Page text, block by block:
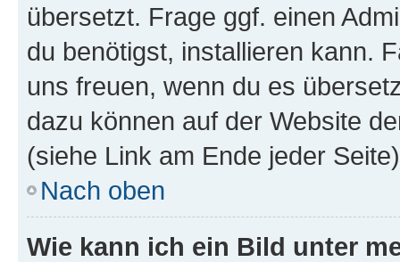
übersetzt. Frage ggf. einen
du benötigst, installieren kann.
uns freuen, wenn du es
dazu können auf der Website
(siehe Link am Ende jeder
Nach oben
Wie kann ich ein Bild unter